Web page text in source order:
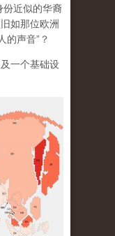
份近似的华裔
如那位欧洲
的声音”？
一个基础设